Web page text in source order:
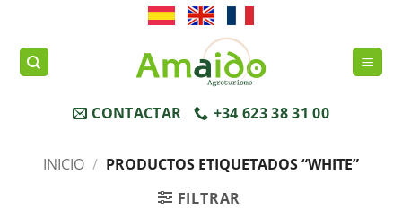
contenido
CONTACTAR +34 623 38 31 00
INICIO / PRODUCTOS ETIQUETADOS “WHITE”
FILTRAR